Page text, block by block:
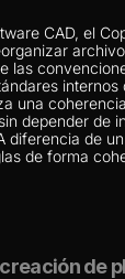
CAD, el
las
internos
una
depender de
diferencia de
de forma
de